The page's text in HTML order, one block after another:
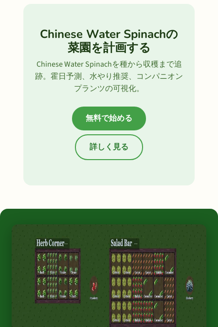
Chinese Water Spinachの
菜園を計画する
Chinese Water Spinachを種から収穫まで追
跡。霍日予測、水やり推奨、コンパニオン
プランツの可視化。
無料で始める
詳しく見る